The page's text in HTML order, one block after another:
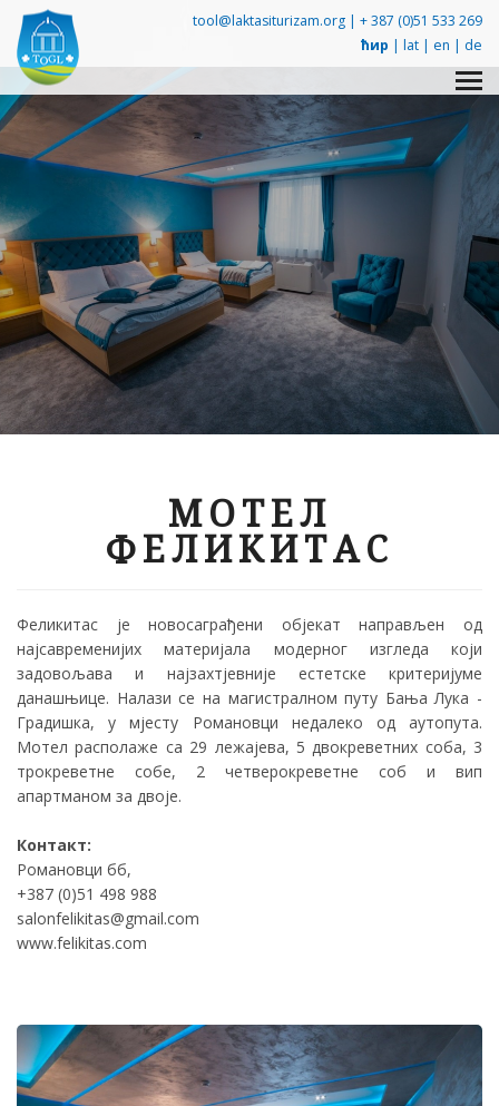
tool@laktasiturizam.org | + 387 (0)51 533 269
ћир | lat | en | de
МОТЕЛ
ФЕЛИКИТАС
Феликитас је новосаграђени објекат направљен од
најсавременијих материјала модерног изгледа који
задовољава и најзахтјевније естетске критеријуме
данашњице. Налази се на магистралном путу Бања Лука -
Градишка, у мјесту Романовци недалеко од аутопута.
Мотел располаже са 29 лежајева, 5 двокреветних соба, 3
трокреветне собе, 2 четверокреветне соб и вип
апартманом за двоје.
Контакт:
Романовци бб,
+387 (0)51 498 988
salonfelikitas@gmail.com
www.felikitas.com